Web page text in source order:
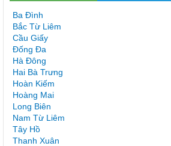
Ba Đình
Bắc Từ Liêm
Cầu Giấy
Đống Đa
Hà Đông
Hai Bà Trưng
Hoàn Kiếm
Hoàng Mai
Long Biên
Nam Từ Liêm
Tây Hồ
Thanh Xuân